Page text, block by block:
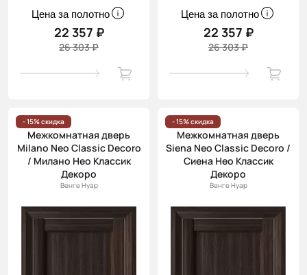
Цена за полотно
22 357 ₽
26 303 ₽
Цена за полотно
22 357 ₽
26 303 ₽
- 15% скидка
Межкомнатная дверь
Milano Neo Classic Decoro
/ Милано Нео Классик
Декоро
Венге Нуар
- 15% скидка
Межкомнатная дверь
Siena Neo Classic Decoro /
Сиена Нео Классик
Декоро
Венге Нуар